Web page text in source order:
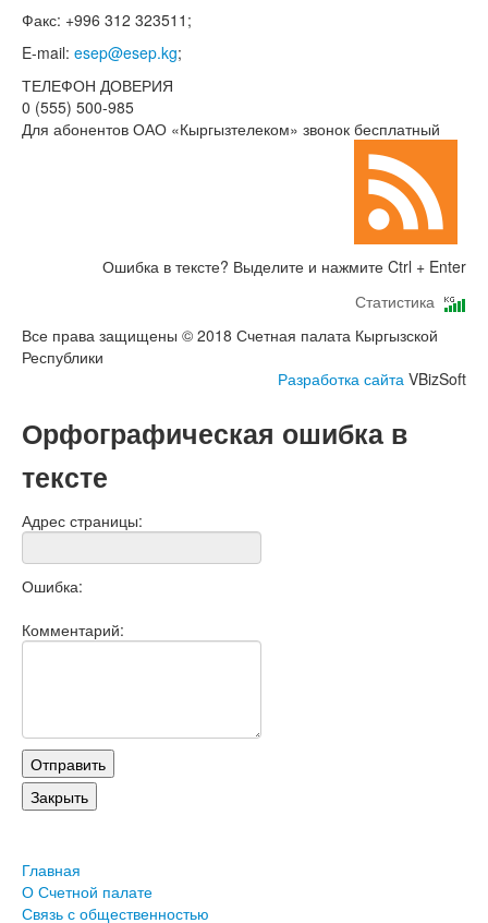
Факс: +996 312 323511;
E-mail: esep@esep.kg;
ТЕЛЕФОН ДОВЕРИЯ
0 (555) 500-985
Для абонентов ОАО «Кыргызтелеком» звонок бесплатный
Ошибка в тексте? Выделите и нажмите Ctrl + Enter
Статистика
Все права защищены © 2018 Счетная палата Кыргызской
Республики
Разработка сайта VBizSoft
Орфографическая ошибка в
тексте
Адрес страницы:
Ошибка:
Комментарий:
Главная
О Счетной палате
Связь с общественностью